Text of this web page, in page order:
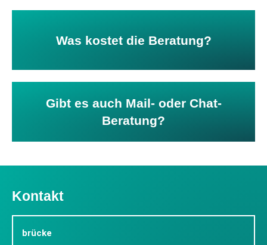
Was kostet die Beratung?
Sie können unser Gesprächsangebot
kostenfrei in Anspruch nehmen.
Gibt es auch Mail- oder Chat-
Beratung?
Kontakt
brücke